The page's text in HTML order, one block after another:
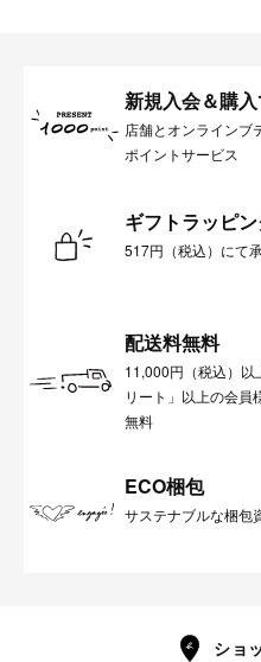
新規入会＆購
店舗とオンラインブ
ポイントサービス
ギフトラッピ
517円（税込）にて
配送料無料
11,000円（税込）以
リート」以上の会員
無料
ECO梱包
サステナブルな梱包
ショ